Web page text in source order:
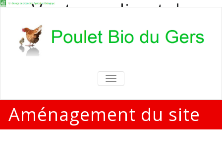
Vente en direct de
poulets bio
Vente en direct de poulets bio aux
particuliers et professionnels
TOGGLE
NAVIGATION
Aménagement du site